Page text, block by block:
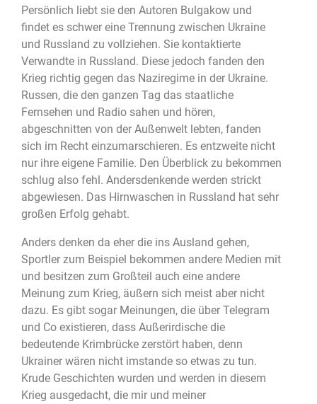
Persönlich liebt sie den Autoren Bulgakow und
findet es schwer eine Trennung zwischen Ukraine
und Russland zu vollziehen. Sie kontaktierte
Verwandte in Russland. Diese jedoch fanden den
Krieg richtig gegen das Naziregime in der Ukraine.
Russen, die den ganzen Tag das staatliche
Fernsehen und Radio sahen und hören,
abgeschnitten von der Außenwelt lebten, fanden
sich im Recht einzumarschieren. Es entzweite nicht
nur ihre eigene Familie. Den Überblick zu bekommen
schlug also fehl. Andersdenkende werden strickt
abgewiesen. Das Hirnwaschen in Russland hat sehr
großen Erfolg gehabt.
Anders denken da eher die ins Ausland gehen,
Sportler zum Beispiel bekommen andere Medien mit
und besitzen zum Großteil auch eine andere
Meinung zum Krieg, äußern sich meist aber nicht
dazu. Es gibt sogar Meinungen, die über Telegram
und Co existieren, dass Außerirdische die
bedeutende Krimbrücke zerstört haben, denn
Ukrainer wären nicht imstande so etwas zu tun.
Krude Geschichten wurden und werden in diesem
Krieg ausgedacht, die mir und meiner